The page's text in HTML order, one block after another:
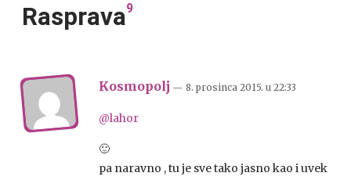
Rasprava9
Kosmopolj — 8. prosinca 2015. u 22:33
@lahor
🙂
pa naravno , tu je sve tako jasno kao i uvek